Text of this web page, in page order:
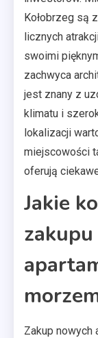
Kołobrzeg są
licznych
swoimi
zachwyca
jest znany z
klimatu i
lokalizacji
miejscowości
oferują
Jakie
Zakup nowych